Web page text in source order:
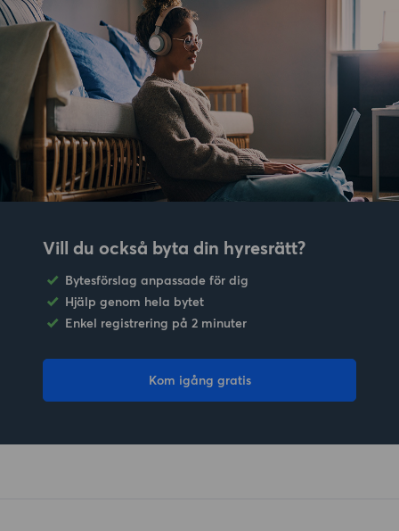
Vill du också byta din hyresrätt?
Bytesförslag anpassade för dig
Hjälp genom hela bytet
Enkel registrering på 2 minuter
Kom igång gratis